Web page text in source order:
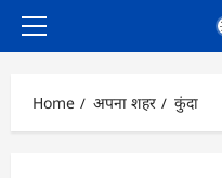
Primary
Home अपना शहर कुंदा